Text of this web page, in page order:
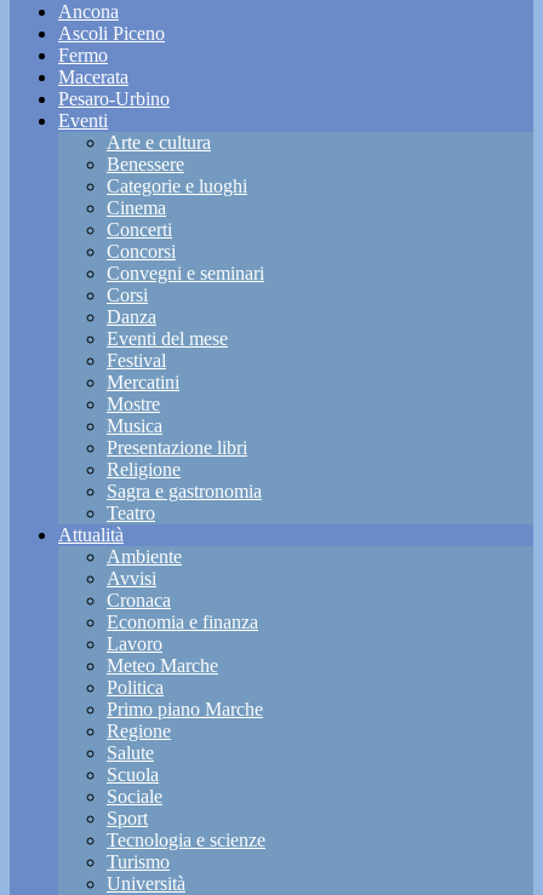
Ancona
Ascoli Piceno
Fermo
Macerata
Pesaro-Urbino
Eventi
Arte e cultura
Benessere
Categorie e luoghi
Cinema
Concerti
Concorsi
Convegni e seminari
Corsi
Danza
Eventi del mese
Festival
Mercatini
Mostre
Musica
Presentazione libri
Religione
Sagra e gastronomia
Teatro
Attualità
Ambiente
Avvisi
Cronaca
Economia e finanza
Lavoro
Meteo Marche
Politica
Primo piano Marche
Regione
Salute
Scuola
Sociale
Sport
Tecnologia e scienze
Turismo
Università